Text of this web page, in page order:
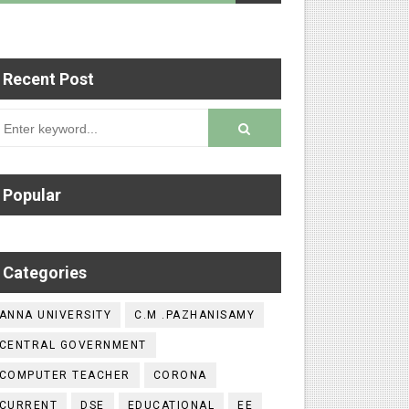
மின்னல் கல்விச் செய்தி
Recent Post
Popular
Categories
ANNA UNIVERSITY C.M .PAZHANISAMY
CENTRAL GOVERNMENT
COMPUTER TEACHER CORONA
CURRENT DSE EDUCATIONAL EE